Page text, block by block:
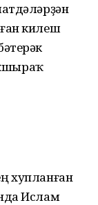
килеш
хупланған
Ислам